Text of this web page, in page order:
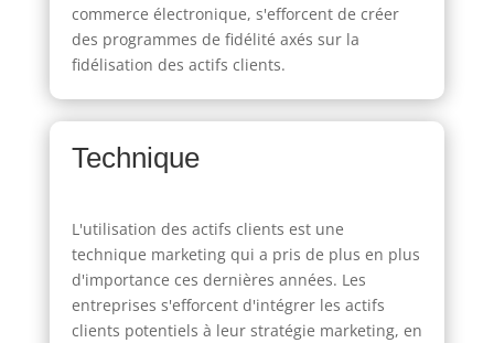
commerce électronique, s'efforcent de créer
des programmes de fidélité axés sur la
fidélisation des actifs clients.
Technique
L'utilisation des actifs clients est une
technique marketing qui a pris de plus en plus
d'importance ces dernières années. Les
entreprises s'efforcent d'intégrer les actifs
clients potentiels à leur stratégie marketing, en